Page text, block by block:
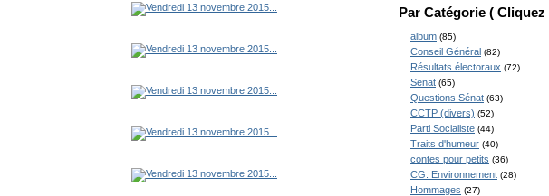
Par Catégorie ( Cliquez
album (85)
Conseil Général (82)
Résultats électoraux (72)
Senat (65)
Questions Sénat (63)
CCTP (divers) (52)
Parti Socialiste (44)
Traits d'humeur (40)
contes pour petits (36)
CG: Environnement (28)
Hommages (27)